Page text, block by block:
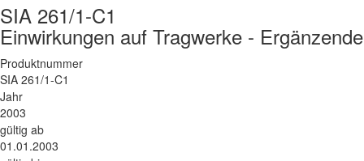
SIA 261/1-C1
Einwirkungen auf Tragwerke -
Produktnummer
SIA 261/1-C1
Jahr
2003
gültig ab
01.01.2003